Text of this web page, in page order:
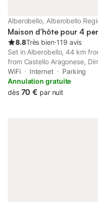
Alberobello, Alberobello
Maison d’hôte pour 4
8.8Très bien⋅119 avis
Set in Alberobello, 44 km
from Castello Aragonese,
city views and free WiFi.
guest house for the
WiFi Internet
Parking
Annulation gratuite
dès 70 € par nuit